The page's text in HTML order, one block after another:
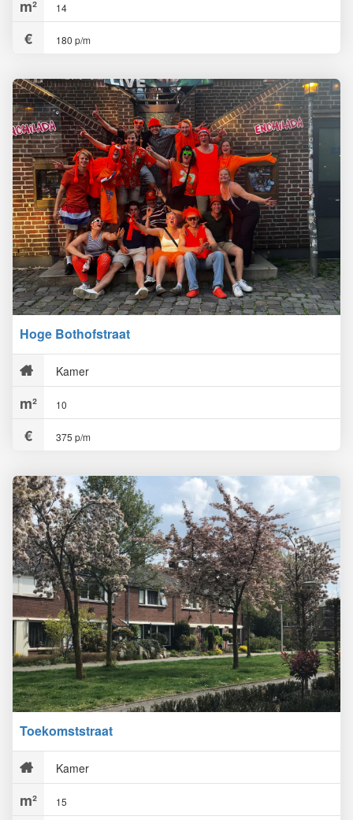
14
180 p/m
Hoge Bothofstraat
Kamer
10
375 p/m
Toekomststraat
Kamer
15